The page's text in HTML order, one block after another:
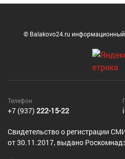
© Balakovo24.ru информационный
Телефон
+7 (937) 222-15-22
Cвидетельство о регистрации
от 30.11.2017, выдано